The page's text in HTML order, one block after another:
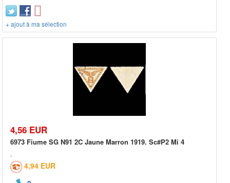
+ ajout à ma sélection
4,56 EUR
6973 Fiume SG N91 2C Jaune Marron 1919. Sc#P2 Mi 4
4,94 EUR